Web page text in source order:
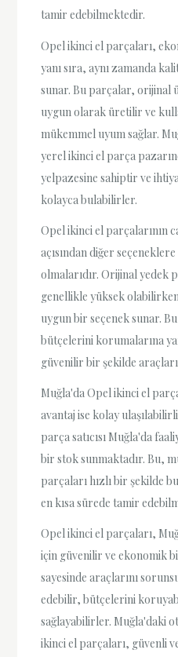
tamir edebilmektedir.
Opel ikinci el parçaları,
yanı sıra, aynı zamanda
sunar. Bu parçalar, orijinal
uygun olarak üretilir ve
mükemmel uyum sağlar.
yerel ikinci el parça
yelpazesine sahiptir ve
kolayca bulabilirler.
Opel ikinci el parçalarının
açısından diğer
olmalarıdır. Orijinal yedek
genellikle yüksek
uygun bir seçenek sunar.
bütçelerini korumalarına
güvenilir bir şekilde
Muğla'da Opel ikinci el
avantaj ise kolay
parça satıcısı Muğla'da
bir stok sunmaktadır. Bu,
parçaları hızlı bir şekilde
en kısa sürede tamir
Opel ikinci el parçaları,
için güvenilir ve ekonomik
sayesinde araçlarını
edebilir, bütçelerini
sağlayabilirler. Muğla'daki
ikinci el parçaları, güvenli